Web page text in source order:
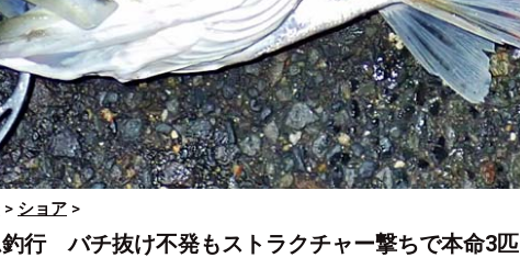
> ショア >
行 バチ抜け不発もストラクチャー撃ちで本命3匹